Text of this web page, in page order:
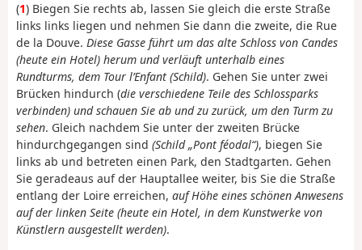
(1) Biegen Sie rechts ab, lassen Sie gleich die erste Straße
links links liegen und nehmen Sie dann die zweite, die Rue
de la Douve. Diese Gasse führt um das alte Schloss von Candes
(heute ein Hotel) herum und verläuft unterhalb eines
Rundturms, dem Tour l’Enfant (Schild). Gehen Sie unter zwei
Brücken hindurch (die verschiedene Teile des Schlossparks
verbinden) und schauen Sie ab und zu zurück, um den Turm zu
sehen. Gleich nachdem Sie unter der zweiten Brücke
hindurchgegangen sind (Schild „Pont féodal“), biegen Sie
links ab und betreten einen Park, den Stadtgarten. Gehen
Sie geradeaus auf der Hauptallee weiter, bis Sie die Straße
entlang der Loire erreichen, auf Höhe eines schönen Anwesens
auf der linken Seite (heute ein Hotel, in dem Kunstwerke von
Künstlern ausgestellt werden).